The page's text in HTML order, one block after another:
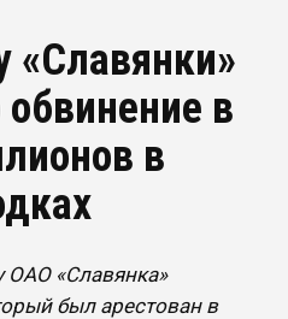
«Славянки»
в
в
ОАО «Славянка»
был арестован в